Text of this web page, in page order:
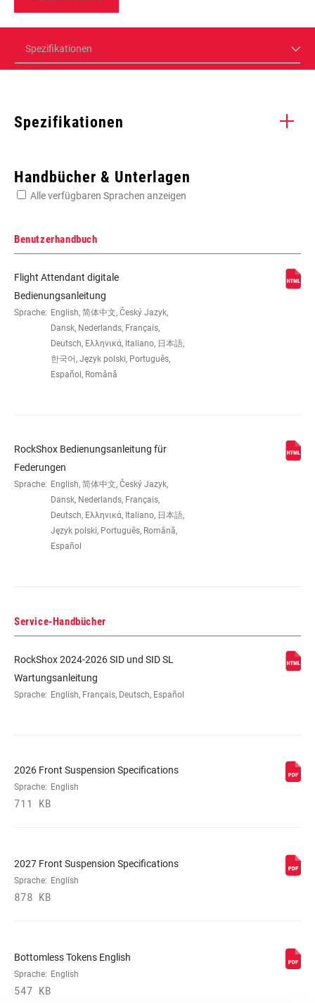
Spezifikationen
Spezifikationen
SCHUTZBLECH-
KOMPATIBILITÄT
Handbücher & Unterlagen
Alle verfügbaren Sprachen anzeigen
Benutzerhandbuch
Flight Attendant digitale
Bedienungsanleitung
Sprache: English, 简体中文, Český Jazyk,
Dansk, Nederlands, Français,
Deutsch, Ελληνικά, Italiano, 日本語,
한국어, Język polski, Português,
Español, Română
RockShox Bedienungsanleitung für
Federungen
Sprache: English, 简体中文, Český Jazyk,
Dansk, Nederlands, Français,
Deutsch, Ελληνικά, Italiano, 日本語,
Język polski, Português, Română,
Español
Service-Handbücher
RockShox 2024-2026 SID und SID SL
Wartungsanleitung
Sprache: English, Français, Deutsch, Español
2026 Front Suspension Specifications
Sprache: English
711 KB
2027 Front Suspension Specifications
Sprache: English
878 KB
Bottomless Tokens English
Sprache: English
547 KB